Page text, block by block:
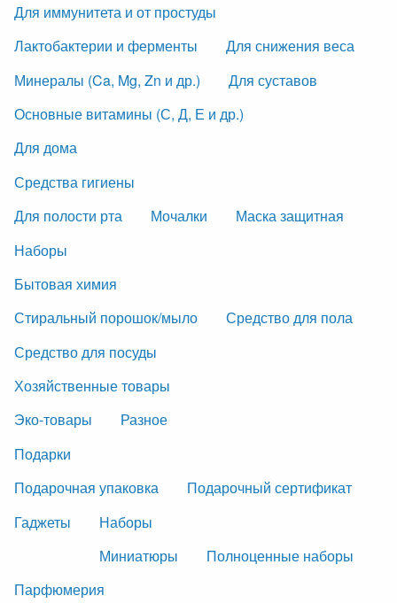
Для иммунитета и от простуды
Лактобактерии и ферменты
Для снижения веса
Минералы (Ca, Mg, Zn и др.)
Для суставов
Основные витамины (С, Д, Е и др.)
Для дома
Средства гигиены
Для полости рта
Мочалки
Маска защитная
Наборы
Бытовая химия
Стиральный порошок/мыло
Средство для пола
Средство для посуды
Хозяйственные товары
Эко-товары
Разное
Подарки
Подарочная упаковка
Подарочный сертификат
Гаджеты
Наборы
Миниатюры
Полноценные наборы
Парфюмерия